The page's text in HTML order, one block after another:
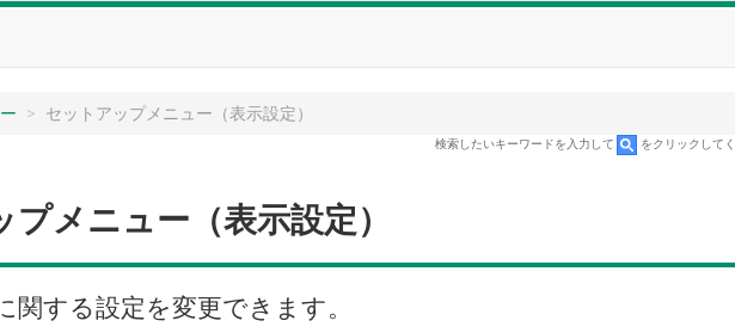
セットアップメニュー（表示設定）
検索したいキーワードを入力して をクリックして
メニュー（表示設定）
関する設定を変更できます。